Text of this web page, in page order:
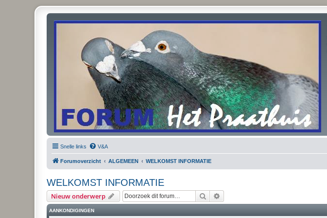
Snelle links V&A
Forumoverzicht ALGEMEEN WELKOMST INFORMATIE
WELKOMST INFORMATIE
Nieuw onderwerp Zoek
AANKONDIGINGEN